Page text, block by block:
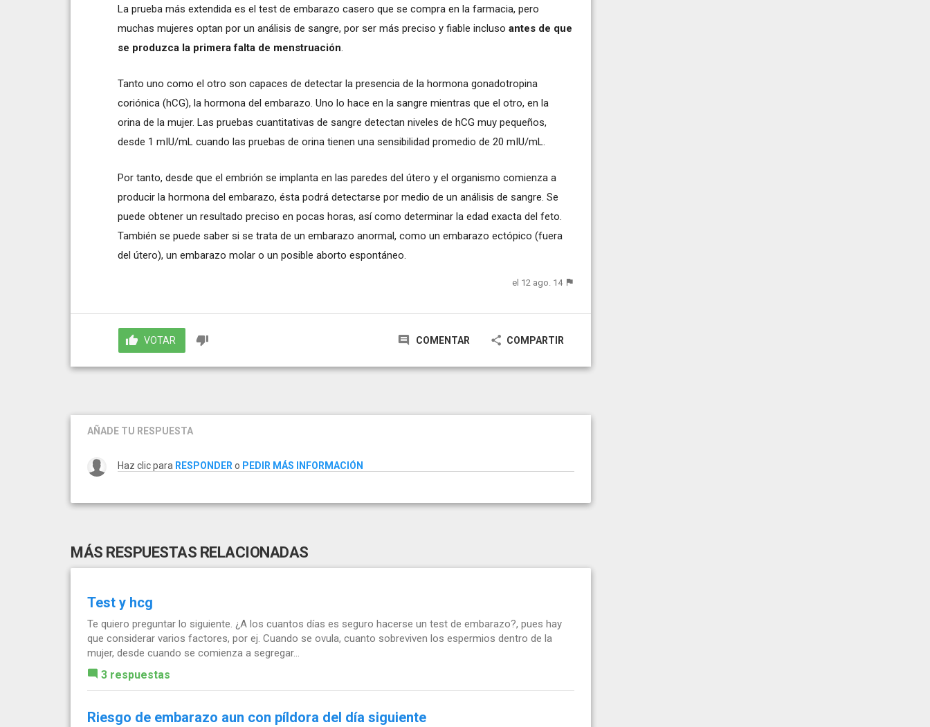
La prueba más extendida es el test de embarazo casero que se compra en la farmacia, pero
muchas mujeres optan por un análisis de sangre, por ser más preciso y fiable incluso antes de que
se produzca la primera falta de menstruación.
Tanto uno como el otro son capaces de detectar la presencia de la hormona gonadotropina
coriónica (hCG), la hormona del embarazo. Uno lo hace en la sangre mientras que el otro, en la
orina de la mujer. Las pruebas cuantitativas de sangre detectan niveles de hCG muy pequeños,
desde 1 mIU/mL cuando las pruebas de orina tienen una sensibilidad promedio de 20 mIU/mL.
Por tanto, desde que el embrión se implanta en las paredes del útero y el organismo comienza a
producir la hormona del embarazo, ésta podrá detectarse por medio de un análisis de sangre. Se
puede obtener un resultado preciso en pocas horas, así como determinar la edad exacta del feto.
También se puede saber si se trata de un embarazo anormal, como un embarazo ectópico (fuera
del útero), un embarazo molar o un posible aborto espontáneo.
el 12 ago. 14
VOTAR COMENTAR COMPARTIR
AÑADE TU RESPUESTA
Haz clic para RESPONDERo PEDIR MÁS INFORMACIÓN
MÁS RESPUESTAS RELACIONADAS
Test y hcg
Te quiero preguntar lo siguiente. ¿A los cuantos días es seguro hacerse un test de embarazo?, pues hay
que considerar varios factores, por ej. Cuando se ovula, cuanto sobreviven los espermios dentro de la
mujer, desde cuando se comienza a segregar...
3 respuestas
Riesgo de embarazo aun con píldora del día siguiente